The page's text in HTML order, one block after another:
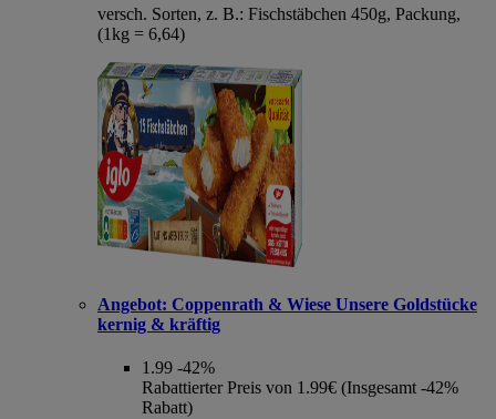
versch. Sorten, z. B.: Fischstäbchen 450g, Packung,
(1kg = 6,64)
Angebot: Coppenrath & Wiese Unsere Goldstücke
kernig & kräftig
1.99 -42%
Rabattierter Preis von 1.99€ (Insgesamt -42%
Rabatt)